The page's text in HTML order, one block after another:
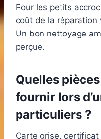
Pour les petits
coût de la réparation
Un bon nettoyage
perçue.
Quelles
fournir lors
particuliers ?
Carte grise,